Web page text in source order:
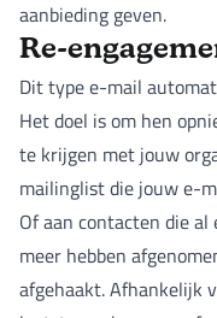
aanbieding geven.
Re-
Dit type e-mail
Het doel is om hen
te krijgen met jouw
mailinglist die jouw e-
Of aan contacten die
meer hebben
afgehaakt. Afhankelijk